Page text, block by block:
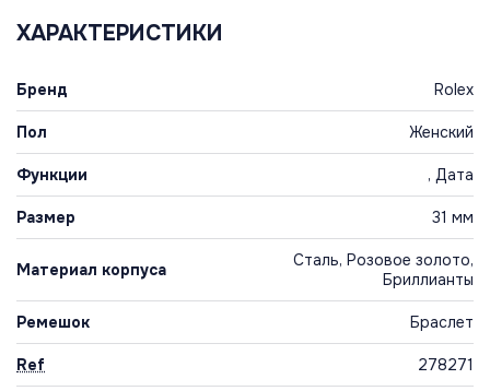
ХАРАКТЕРИСТИКИ
Бренд Rolex
Пол Женский
Функции , Дата
Размер 31 мм
Материал корпуса
Сталь, Розовое золото,
Бриллианты
Ремешок Браслет
Ref 278271